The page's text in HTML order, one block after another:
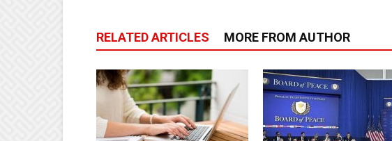
RELATED ARTICLES MORE FROM AUTHOR